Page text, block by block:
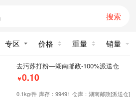
搜索
价格 重量 销量
去污苏打粉—湖南邮政-100%派送仓
￥0.10
0.1kg/件 库存：99491 仓库：湖南邮政[派送仓]